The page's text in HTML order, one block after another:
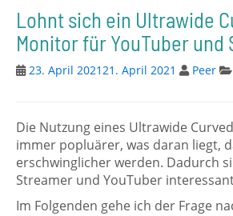
Lohnt sich ein Ultrawide
Monitor für YouTuber und
23. April 202121. April 2021 Peer
Die Nutzung eines Ultrawide
immer popluärer, was daran liegt,
erschwinglicher werden. Dadurch
Streamer und YouTuber
Im Folgenden gehe ich der Frage